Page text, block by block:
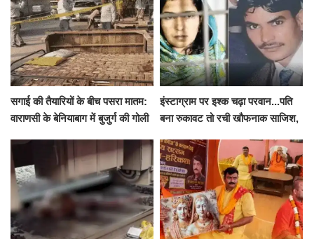
सगाई की तैयारियों के बीच पसरा मातम:
वाराणसी के बेनियाबाग में बुजुर्ग की गोली
इंस्टाग्राम पर इश्क चढ़ा परवान...पति
बना रुकावट तो रची खौफनाक साजिश,
के घाट